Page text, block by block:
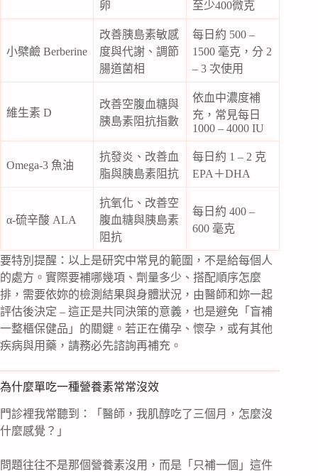
卵
至少400微克
小檗鹼 Berberine
改善胰島素敏感
度與代謝、調節
腸道菌相
每日約 500 –
1500 毫克，分 2
– 3 次使用
維生素 D
改善空腹血糖與
胰島素阻抗指數
依血中濃度補
充，常見每日
1000 – 4000 IU
Omega-3 魚油
抗發炎、改善血
脂與胰島素阻抗
每日約 1 – 2 克
EPA＋DHA
α-硫辛酸 ALA
抗氧化、改善空
腹血糖與胰島素
阻抗
每日約 400 –
600 毫克
要特別提醒：以上是研究中常見的範圍，不是給每個人
的處方。實際要補哪幾項、劑量多少、搭配順序怎麼
排，需要依妳的檢測結果與身體狀況，由醫師和妳一起
評估後決定 – 這正是共同決策的意義，也是避免「盲補
一整櫃保健品」的關鍵。若正在備孕、懷孕，或有其他
疾病與用藥，請務必先諮詢再補充。
為什麼單吃一種營養素常常沒效
門診裡我常聽到：「醫師，我肌醇吃了三個月，怎麼沒
什麼感覺？」
問題往往不是那個營養素沒用，而是「只補一個」這件